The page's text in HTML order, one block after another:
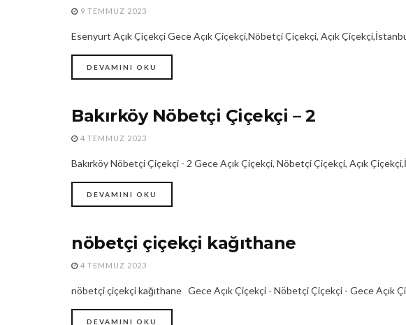
9 TEMMUZ 2023
Esenyurt Açık Çiçekçi Gece Açık Çiçekçi,Nöbetçi Çiçekçi, Açık
DEVAMINI OKU
24 SAAT AÇIK ÇIÇEKÇI
Bakırköy Nöbetçi Çiçekçi – 2
4 TEMMUZ 2023
Bakırköy Nöbetçi Çiçekçi - 2 Gece Açık Çiçekçi, Nöbetçi Çiçekçi, Açık
DEVAMINI OKU
24 SAAT AÇIK ÇIÇEKÇI
nöbetçi çiçekçi kağıthane
4 TEMMUZ 2023
nöbetçi çiçekçi kağıthane Gece Açık Çiçekçi - Nöbetçi Çiçekçi - Gece Açık
DEVAMINI OKU